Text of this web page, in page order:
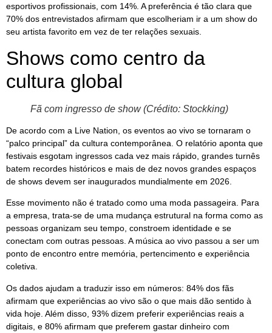
esportivos profissionais, com 14%. A preferência é tão clara que
70% dos entrevistados afirmam que escolheriam ir a um show do
seu artista favorito em vez de ter relações sexuais.
Shows como centro da
cultura global
Fã com ingresso de show (Crédito: Stockking)
De acordo com a Live Nation, os eventos ao vivo se tornaram o
“palco principal” da cultura contemporânea. O relatório aponta que
festivais esgotam ingressos cada vez mais rápido, grandes turnês
batem recordes históricos e mais de dez novos grandes espaços
de shows devem ser inaugurados mundialmente em 2026.
Esse movimento não é tratado como uma moda passageira. Para
a empresa, trata-se de uma mudança estrutural na forma como as
pessoas organizam seu tempo, constroem identidade e se
conectam com outras pessoas. A música ao vivo passou a ser um
ponto de encontro entre memória, pertencimento e experiência
coletiva.
Os dados ajudam a traduzir isso em números: 84% dos fãs
afirmam que experiências ao vivo são o que mais dão sentido à
vida hoje. Além disso, 93% dizem preferir experiências reais a
digitais, e 80% afirmam que preferem gastar dinheiro com